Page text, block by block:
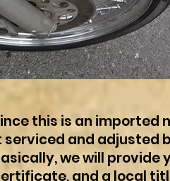
this is an imported
serviced and adjusted
we will
and a local